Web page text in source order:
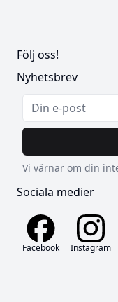
Följ oss!
Nyhetsbrev
Vi värnar om din
Sociala medier
Facebook Instagram